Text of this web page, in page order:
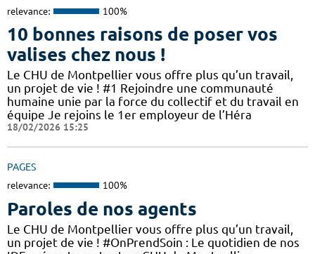
relevance: 100%
10 bonnes raisons de poser vos
valises chez nous !
Le CHU de Montpellier vous offre plus qu’un travail,
un projet de vie ! #1 Rejoindre une communauté
humaine unie par la force du collectif et du travail en
équipe Je rejoins le 1er employeur de l’Héra
18/02/2026 15:25
PAGES
relevance: 100%
Paroles de nos agents
Le CHU de Montpellier vous offre plus qu’un travail,
un projet de vie ! #OnPrendSoin : Le quotidien de nos